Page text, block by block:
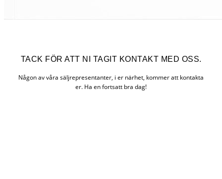
TACK FÖR ATT NI TAGIT KONTAKT MED OSS.
Någon av våra säljrepresentanter, i er närhet, kommer att kontakta
er. Ha en fortsatt bra dag!